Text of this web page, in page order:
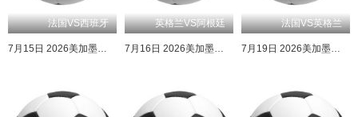
法国VS西班牙
7月15日 2026美加墨世界杯半决赛 法国VS西班牙
英格兰VS阿根廷
7月16日 2026美加墨世界杯半决赛 英格兰VS阿根廷
法国VS英格兰
7月19日 2026美加墨世界杯三四名决赛 法国VS英格兰